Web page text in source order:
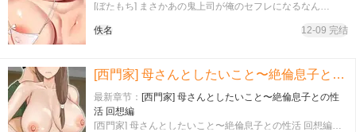
[ぼたもち] まさかあの鬼上司が俺のセフレになるなん
佚名
12-09 完结
[西門家] 母さんとしたいこと〜絶倫息子との性活 回想編
最新章节： [西門家] 母さんとしたいこと〜絶倫息子との性
活 回想編
[西門家] 母さんとしたいこと〜絶倫息子との性活 回想編…